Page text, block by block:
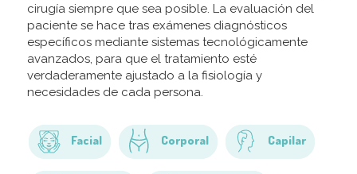
cirugía siempre que sea posible. La evaluación del
paciente se hace tras exámenes diagnósticos
específicos mediante sistemas tecnológicamente
avanzados, para que el tratamiento esté
verdaderamente ajustado a la fisiología y
necesidades de cada persona.
Facial Corporal Capilar